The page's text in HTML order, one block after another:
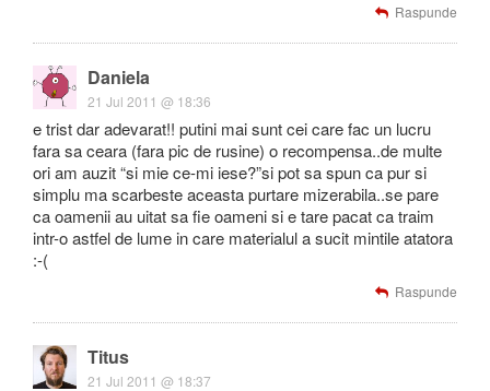
Raspunde
Daniela
21 Jul 2011 @ 18:36
e trist dar adevarat!! putini mai sunt cei care fac un lucru
fara sa ceara (fara pic de rusine) o recompensa..de multe
ori am auzit “si mie ce-mi iese?”si pot sa spun ca pur si
simplu ma scarbeste aceasta purtare mizerabila..se pare
ca oamenii au uitat sa fie oameni si e tare pacat ca traim
intr-o astfel de lume in care materialul a sucit mintile atatora
:-(
Raspunde
Titus
21 Jul 2011 @ 18:37